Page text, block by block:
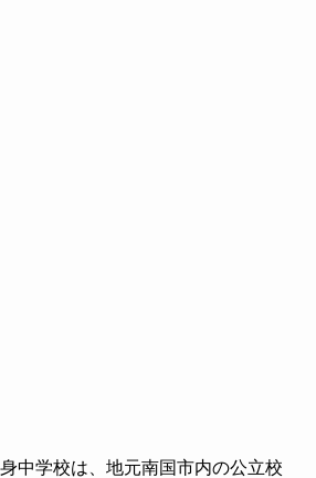
中学校は、地元南国市内の公立校